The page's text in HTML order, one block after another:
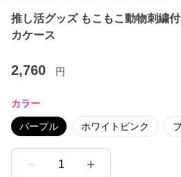
推し活グッズ もこもこ動物刺繍
カケース
2,760 円
カラー
パープル ホワイトピンク
1